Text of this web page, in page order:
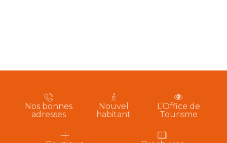
Nos bonnes
adresses
Nouvel
habitant
L’Office de
Tourisme